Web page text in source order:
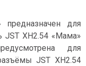
предназначен для
JST XH2.54 «Мама»
для
JST XH2.54